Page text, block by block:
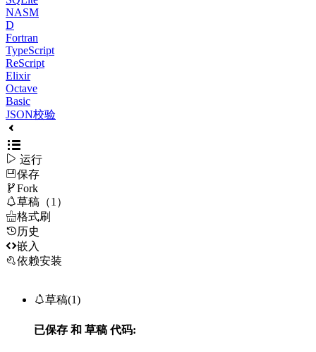
NASM
D
Fortran
TypeScript
ReScript
Elixir
Octave
Basic
JSON校验
 运行
保存
Fork
草稿（1）
格式刷
历史
嵌入
依赖安装
草稿(1)
已保存 和 草稿代码: